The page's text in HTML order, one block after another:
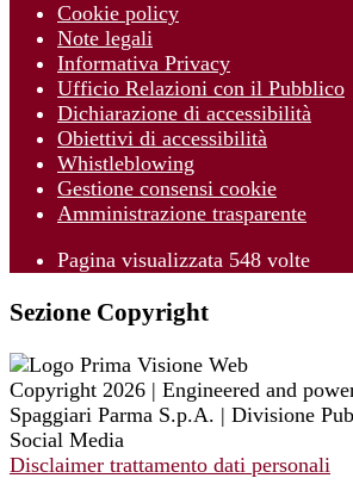
Cookie policy
Note legali
Informativa Privacy
Ufficio Relazioni con il Pubblico
Dichiarazione di accessibilità
Obiettivi di accessibilità
Whistleblowing
Gestione consensi cookie
Amministrazione trasparente
Pagina visualizzata 548 volte
Sezione Copyright
Copyright 2026 | Engineered and
Spaggiari Parma S.p.A. | Divisione
Social Media
Disclaimer trattamento dati personali